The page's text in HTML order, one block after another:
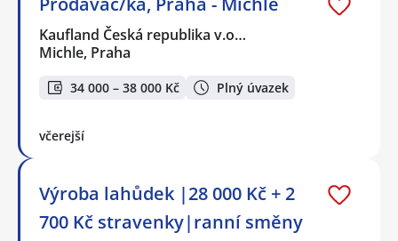
Kaufland Česká republika v.o…
Michle, Praha
34 000 – 38 000 Kč Plný úvazek
včerejší
Výroba lahůdek |28 000 Kč + 2
700 Kč stravenky|ranní směny